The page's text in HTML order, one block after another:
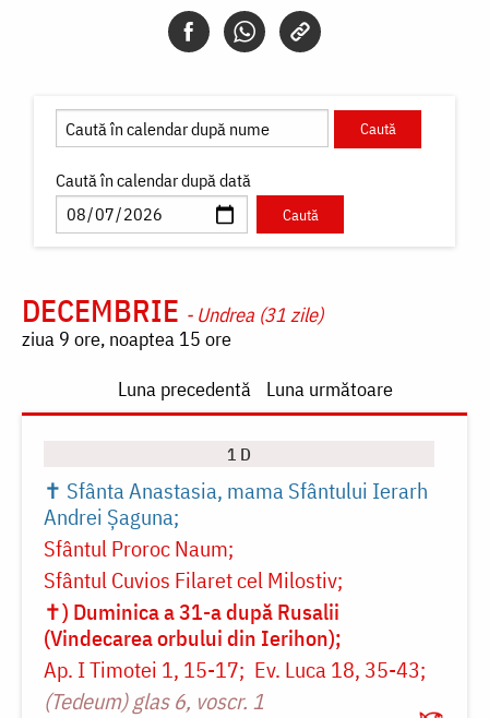
Caută în calendar după dată
DECEMBRIE - Undrea (31 zile)
ziua 9 ore, noaptea 15 ore
Luna precedentă Luna următoare
1 D
✝ Sfânta Anastasia, mama Sfântului Ierarh
Andrei Șaguna
Sfântul Proroc Naum
Sfântul Cuvios Filaret cel Milostiv
✝) Duminica a 31-a după Rusalii
(Vindecarea orbului din Ierihon)
Ap. I Timotei 1, 15-17 Ev. Luca 18, 35-43
(Tedeum) glas 6, voscr. 1